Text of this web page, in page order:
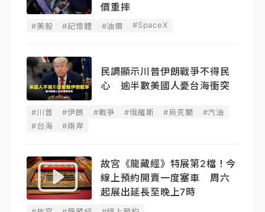
價重摔
#美股 #記憶體 #油價 #SpaceX
民調顯示川普伊朗戰爭不得民
心 逾半數美國人憂台海衝突
#川普 #伊朗 #戰爭 #俄羅斯 #烏克蘭
#汽油
#台海
#兩岸
故宮《龍藏經》特展第2檔！今
線上預約開賣一度塞車 周六
起展出延長至晚上7時